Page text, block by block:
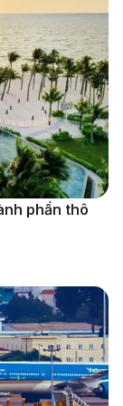
hành trình nối
hợp lý và thời
nghiệm bay
sao với dịch
đi Moscow
nghiệm
(PQC)
Quốc
phần thô